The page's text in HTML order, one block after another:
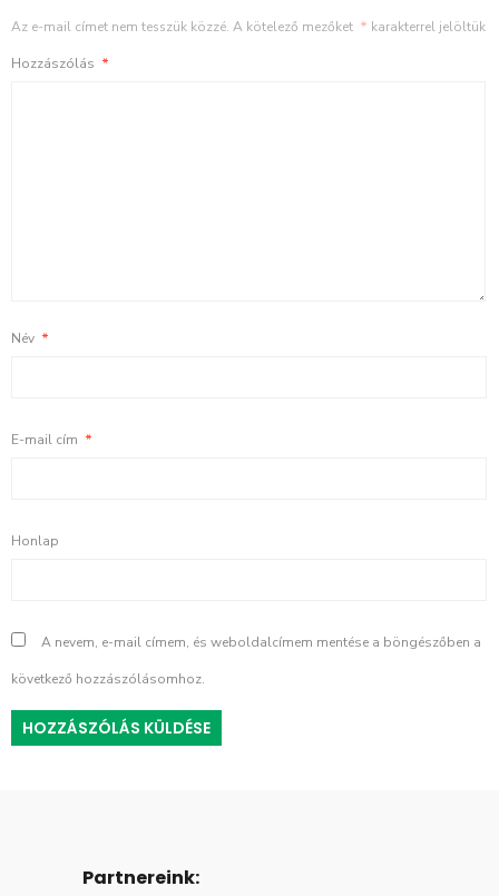
Az e-mail címet nem tesszük közzé. A kötelező mezőket * karakterrel jelöltük
Hozzászólás *
Név *
E-mail cím *
Honlap
A nevem, e-mail címem, és weboldalcímem mentése a böngészőben a
következő hozzászólásomhoz.
Partnereink: